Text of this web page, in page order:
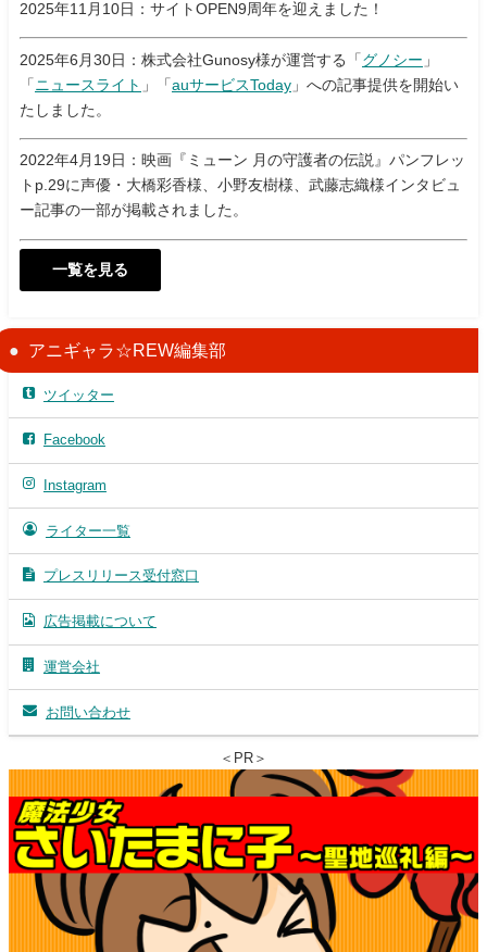
2025年11月10日：サイトOPEN9周年を迎えました！
2025年6月30日：株式会社Gunosy様が運営する「 グノシー 」
「 ニュースライト 」「auサービスToday 」への記事提供を開始い
たしました。
2022年4月19日：映画『ミューン 月の守護者の伝説』パンフレッ
トp.29に声優・大橋彩香様、小野友樹様、武藤志織様インタビュ
ー記事の一部が掲載されました。
一覧を見る
アニギャラ☆REW編集部
ツイッター
Facebook
Instagram
ライター一覧
プレスリリース受付窓口
広告掲載について
運営会社
お問い合わせ
＜PR＞